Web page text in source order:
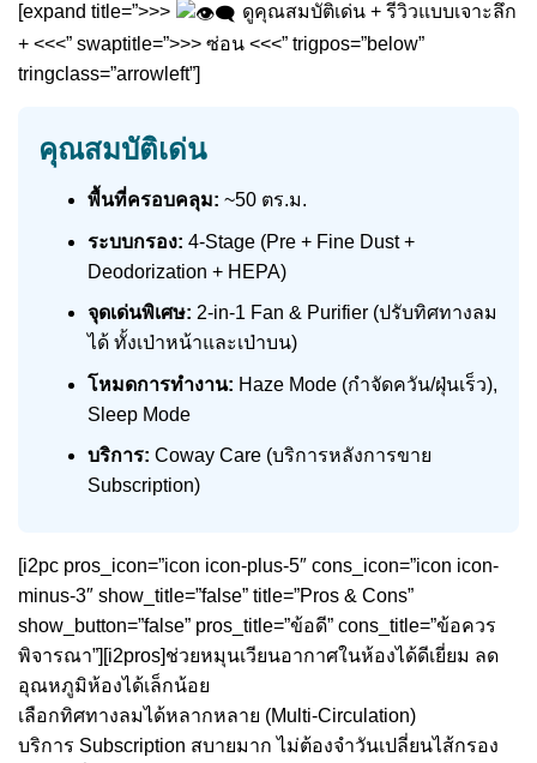
[expand title=”>>>
ดูคุณสมบัติเด่น + รีวิวแบบเจาะลึก
+ <<<” swaptitle=”>>> ซ่อน <<<” trigpos=”below”
tringclass=”arrowleft”]
คุณสมบัติเด่น
พื้นที่ครอบคลุม: ~50 ตร.ม.
ระบบกรอง: 4-Stage (Pre + Fine Dust +
Deodorization + HEPA)
จุดเด่นพิเศษ: 2-in-1 Fan & Purifier (ปรับทิศทางลม
ได้ ทั้งเป่าหน้าและเป่าบน)
โหมดการทำงาน: Haze Mode (กำจัดควัน/ฝุ่นเร็ว),
Sleep Mode
บริการ: Coway Care (บริการหลังการขาย
Subscription)
[i2pc pros_icon=”icon icon-plus-5″ cons_icon=”icon icon-
minus-3″ show_title=”false” title=”Pros & Cons”
show_button=”false” pros_title=”ข้อดี” cons_title=”ข้อควร
พิจารณา”][i2pros]ช่วยหมุนเวียนอากาศในห้องได้ดีเยี่ยม ลด
อุณหภูมิห้องได้เล็กน้อย
เลือกทิศทางลมได้หลากหลาย (Multi-Circulation)
บริการ Subscription สบายมาก ไม่ต้องจำวันเปลี่ยนไส้กรอง